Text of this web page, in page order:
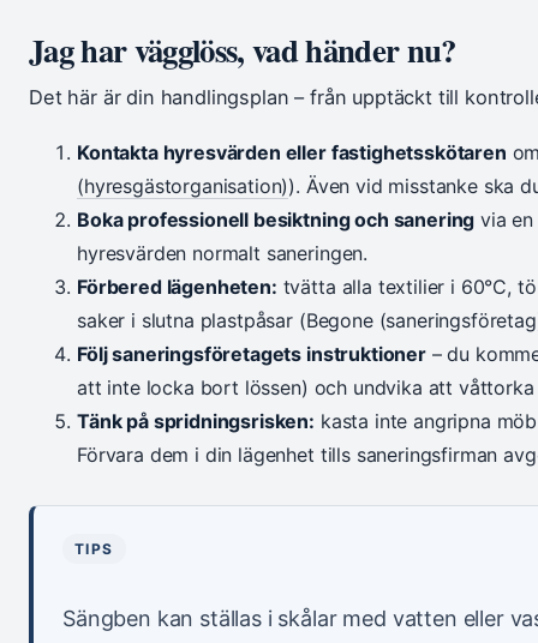
Jag har vägglöss, vad händer nu?
Det här är din handlingsplan – från upptäckt till
Kontakta hyresvärden eller fastighetsskötaren
(hyresgästorganisation)). Även vid misstanke ska
Boka professionell besiktning och sanering via
hyresvärden normalt saneringen.
Förbered lägenheten: tvätta alla textilier i 60°C,
saker i slutna plastpåsar (Begone
Följ saneringsföretagets instruktioner– du
att inte locka bort lössen) och undvika att våttorka
Tänk på spridningsrisken: kasta inte angripna
Förvara dem i din lägenhet tills saneringsfirman
TIPS
Sängben kan ställas i skålar med vatten eller